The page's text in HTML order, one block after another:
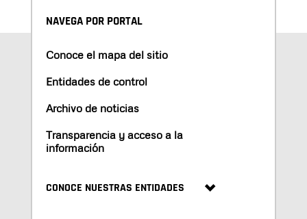
NAVEGA POR PORTAL
Conoce el mapa del sitio
Entidades de control
Archivo de noticias
Transparencia y acceso a la
información
CONOCE NUESTRAS ENTIDADES